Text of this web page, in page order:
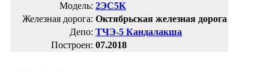
Модель: 2ЭС5К
Железная дорога: Октябрьская железная дорога
Депо: ТЧЭ-5 Кандалакша
Построен: 07.2018